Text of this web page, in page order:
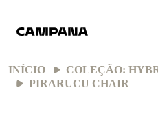
INÍCIO COLEÇÃO:
PIRARUCU CHAIR